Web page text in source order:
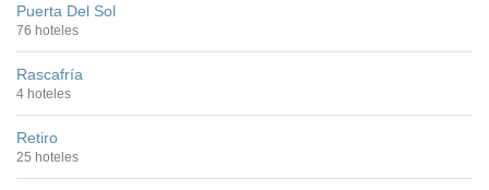
Puerta Del Sol
76 hoteles
Rascafría
4 hoteles
Retiro
25 hoteles